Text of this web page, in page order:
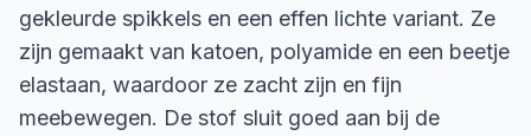
gekleurde spikkels en een effen lichte variant. Ze
zijn gemaakt van katoen, polyamide en een beetje
elastaan, waardoor ze zacht zijn en fijn
meebewegen. De stof sluit goed aan bij de